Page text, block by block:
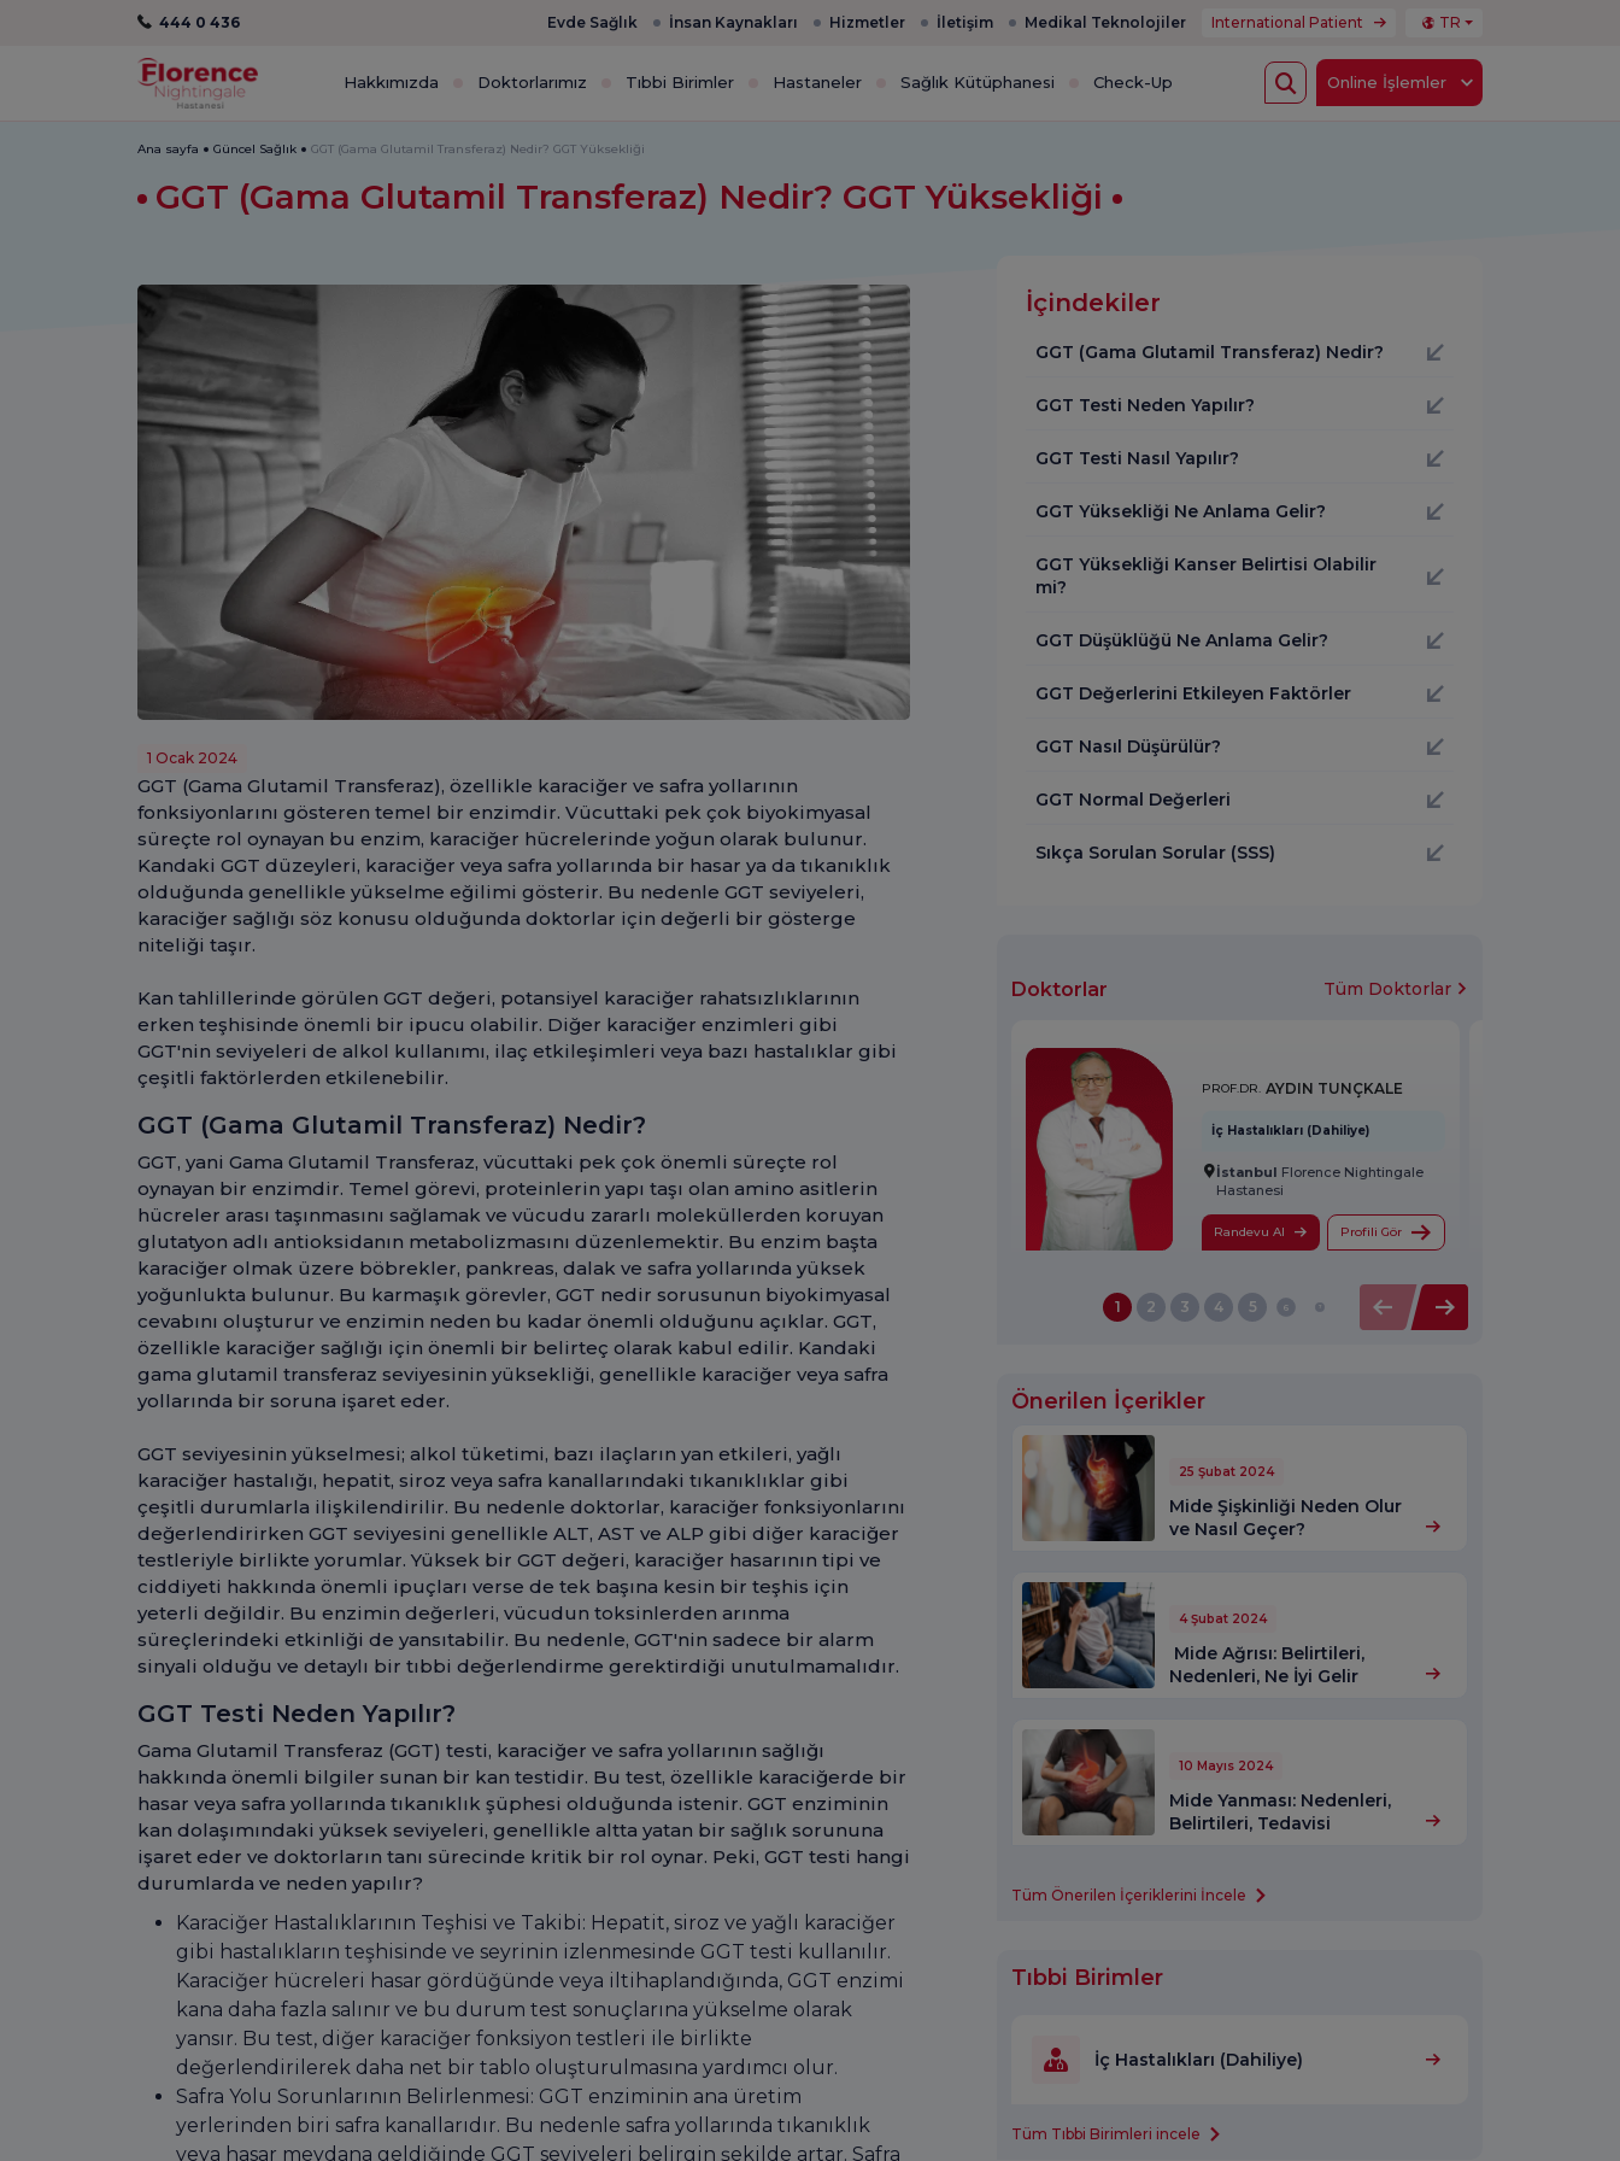
444 0 436 Evde Sağlık İnsan Kaynakları Hizmetler İletişim Medikal Teknolojiler International Patient TR
Hakkımızda Doktorlarımız Tıbbi Birimler Hastaneler Sağlık Kütüphanesi Check-Up Online İşlemler
Ana sayfa Güncel Sağlık GGT (Gama Glutamil Transferaz) Nedir? GGT Yüksekliği
GGT (Gama Glutamil Transferaz) Nedir? GGT Yüksekliği
1 Ocak 2024
GGT (Gama Glutamil Transferaz), özellikle karaciğer ve safra yollarının
fonksiyonlarını gösteren temel bir enzimdir. Vücuttaki pek çok biyokimyasal
süreçte rol oynayan bu enzim, karaciğer hücrelerinde yoğun olarak bulunur.
Kandaki GGT düzeyleri, karaciğer veya safra yollarında bir hasar ya da tıkanıklık
olduğunda genellikle yükselme eğilimi gösterir. Bu nedenle GGT seviyeleri,
karaciğer sağlığı söz konusu olduğunda doktorlar için değerli bir gösterge
niteliği taşır.
Kan tahlillerinde görülen GGT değeri, potansiyel karaciğer rahatsızlıklarının
erken teşhisinde önemli bir ipucu olabilir. Diğer karaciğer enzimleri gibi
GGT'nin seviyeleri de alkol kullanımı, ilaç etkileşimleri veya bazı hastalıklar gibi
çeşitli faktörlerden etkilenebilir.
GGT (Gama Glutamil Transferaz) Nedir?
GGT, yani Gama Glutamil Transferaz, vücuttaki pek çok önemli süreçte rol
oynayan bir enzimdir. Temel görevi, proteinlerin yapı taşı olan amino asitlerin
hücreler arası taşınmasını sağlamak ve vücudu zararlı moleküllerden koruyan
glutatyon adlı antioksidanın metabolizmasını düzenlemektir. Bu enzim başta
karaciğer olmak üzere böbrekler, pankreas, dalak ve safra yollarında yüksek
yoğunlukta bulunur. Bu karmaşık görevler, GGT nedir sorusunun biyokimyasal
cevabını oluşturur ve enzimin neden bu kadar önemli olduğunu açıklar. GGT,
özellikle karaciğer sağlığı için önemli bir belirteç olarak kabul edilir. Kandaki
gama glutamil transferaz seviyesinin yüksekliği, genellikle karaciğer veya safra
yollarında bir soruna işaret eder.
GGT seviyesinin yükselmesi; alkol tüketimi, bazı ilaçların yan etkileri, yağlı
karaciğer hastalığı, hepatit, siroz veya safra kanallarındaki tıkanıklıklar gibi
çeşitli durumlarla ilişkilendirilir. Bu nedenle doktorlar, karaciğer fonksiyonlarını
değerlendirirken GGT seviyesini genellikle ALT, AST ve ALP gibi diğer karaciğer
testleriyle birlikte yorumlar. Yüksek bir GGT değeri, karaciğer hasarının tipi ve
ciddiyeti hakkında önemli ipuçları verse de tek başına kesin bir teşhis için
yeterli değildir. Bu enzimin değerleri, vücudun toksinlerden arınma
süreçlerindeki etkinliği de yansıtabilir. Bu nedenle, GGT'nin sadece bir alarm
sinyali olduğu ve detaylı bir tıbbi değerlendirme gerektirdiği unutulmamalıdır.
GGT Testi Neden Yapılır?
Gama Glutamil Transferaz (GGT) testi, karaciğer ve safra yollarının sağlığı
hakkında önemli bilgiler sunan bir kan testidir. Bu test, özellikle karaciğerde bir
hasar veya safra yollarında tıkanıklık şüphesi olduğunda istenir. GGT enziminin
kan dolaşımındaki yüksek seviyeleri, genellikle altta yatan bir sağlık sorununa
işaret eder ve doktorların tanı sürecinde kritik bir rol oynar. Peki, GGT testi hangi
durumlarda ve neden yapılır?
Karaciğer Hastalıklarının Teşhisi ve Takibi: Hepatit, siroz ve yağlı karaciğer
gibi hastalıkların teşhisinde ve seyrinin izlenmesinde GGT testi kullanılır.
Karaciğer hücreleri hasar gördüğünde veya iltihaplandığında, GGT enzimi
kana daha fazla salınır ve bu durum test sonuçlarına yükselme olarak
yansır. Bu test, diğer karaciğer fonksiyon testleri ile birlikte
değerlendirilerek daha net bir tablo oluşturulmasına yardımcı olur.
Safra Yolu Sorunlarının Belirlenmesi: GGT enziminin ana üretim
yerlerinden biri safra kanallarıdır. Bu nedenle safra yollarında tıkanıklık
veya hasar meydana geldiğinde GGT seviyeleri belirgin şekilde artar. Safra
İçindekiler
GGT (Gama Glutamil Transferaz) Nedir?
GGT Testi Neden Yapılır?
GGT Testi Nasıl Yapılır?
GGT Yüksekliği Ne Anlama Gelir?
GGT Yüksekliği Kanser Belirtisi Olabilir
mi?
GGT Düşüklüğü Ne Anlama Gelir?
GGT Değerlerini Etkileyen Faktörler
GGT Nasıl Düşürülür?
GGT Normal Değerleri
Sıkça Sorulan Sorular (SSS)
Doktorlar Tüm Doktorlar
PROF.DR. AYDIN TUNÇKALE
İç Hastalıkları (Dahiliye)
İstanbul Florence Nightingale
Hastanesi
Randevu Al Profili Gör
1 2 3 4 5 6
Önerilen İçerikler
25 Şubat 2024
Mide Şişkinliği Neden Olur
ve Nasıl Geçer?
4 Şubat 2024
Mide Ağrısı: Belirtileri,
Nedenleri, Ne İyi Gelir
10 Mayıs 2024
Mide Yanması: Nedenleri,
Belirtileri, Tedavisi
Tüm Önerilen İçeriklerini İncele
Tıbbi Birimler
İç Hastalıkları (Dahiliye)
Tüm Tıbbi Birimleri incele